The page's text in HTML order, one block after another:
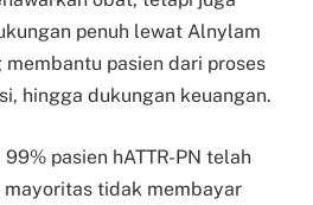
penuh lewat Alnylam
pasien dari proses
hingga dukungan keuangan.
pasien hATTR-PN telah
tidak membayar